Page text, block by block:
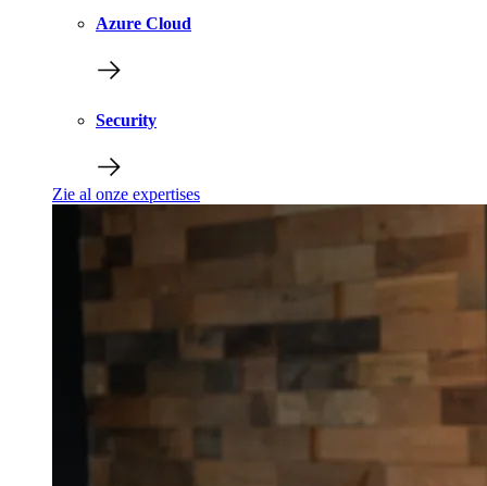
Azure Cloud
Security
Zie al onze expertises